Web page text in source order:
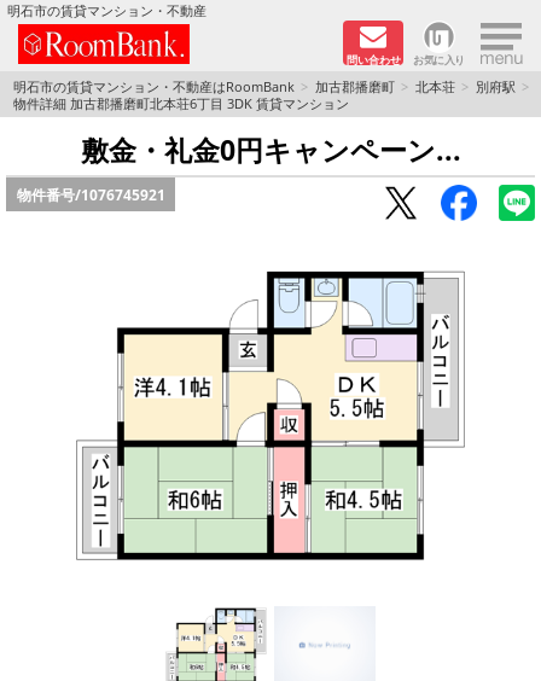
明石市の賃貸マンション・不動産
問い合わせ お気に入り ×
TOPページ
分譲マンションシリーズ
リノベーション物件
オートロック付き物件特集
路線·駅から探す
地域から探す
地図から探す
オーナー様へ
LINE公式アカウント
明石市の賃貸マンション・不動産はRoomBank 加古郡播磨町 北本荘
別府駅
物件詳細 加古郡播磨町北本荘6丁目 3DK 賃貸マンション
敷金・礼金0円キャンペーン...
物件番号/1076745921